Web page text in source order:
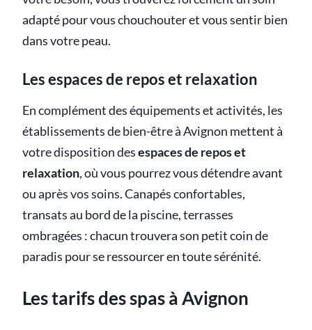
adapté pour vous chouchouter et vous sentir bien
dans votre peau.
Les espaces de repos et relaxation
En complément des équipements et activités, les
établissements de bien-être à Avignon mettent à
votre disposition desespaces de repos et
relaxation, où vous pourrez vous détendre avant
ou après vos soins. Canapés confortables,
transats au bord de la piscine, terrasses
ombragées : chacun trouvera son petit coin de
paradis pour se ressourcer en toute sérénité.
Les tarifs des spas à Avignon